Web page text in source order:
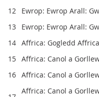
12
Ewrop: Ewrop Arall:
13
Ewrop: Ewrop Arall:
14 Affrica: Gogledd Affrica
15 Affrica: Canol a
16 Affrica: Canol a
Affrica: Canol a